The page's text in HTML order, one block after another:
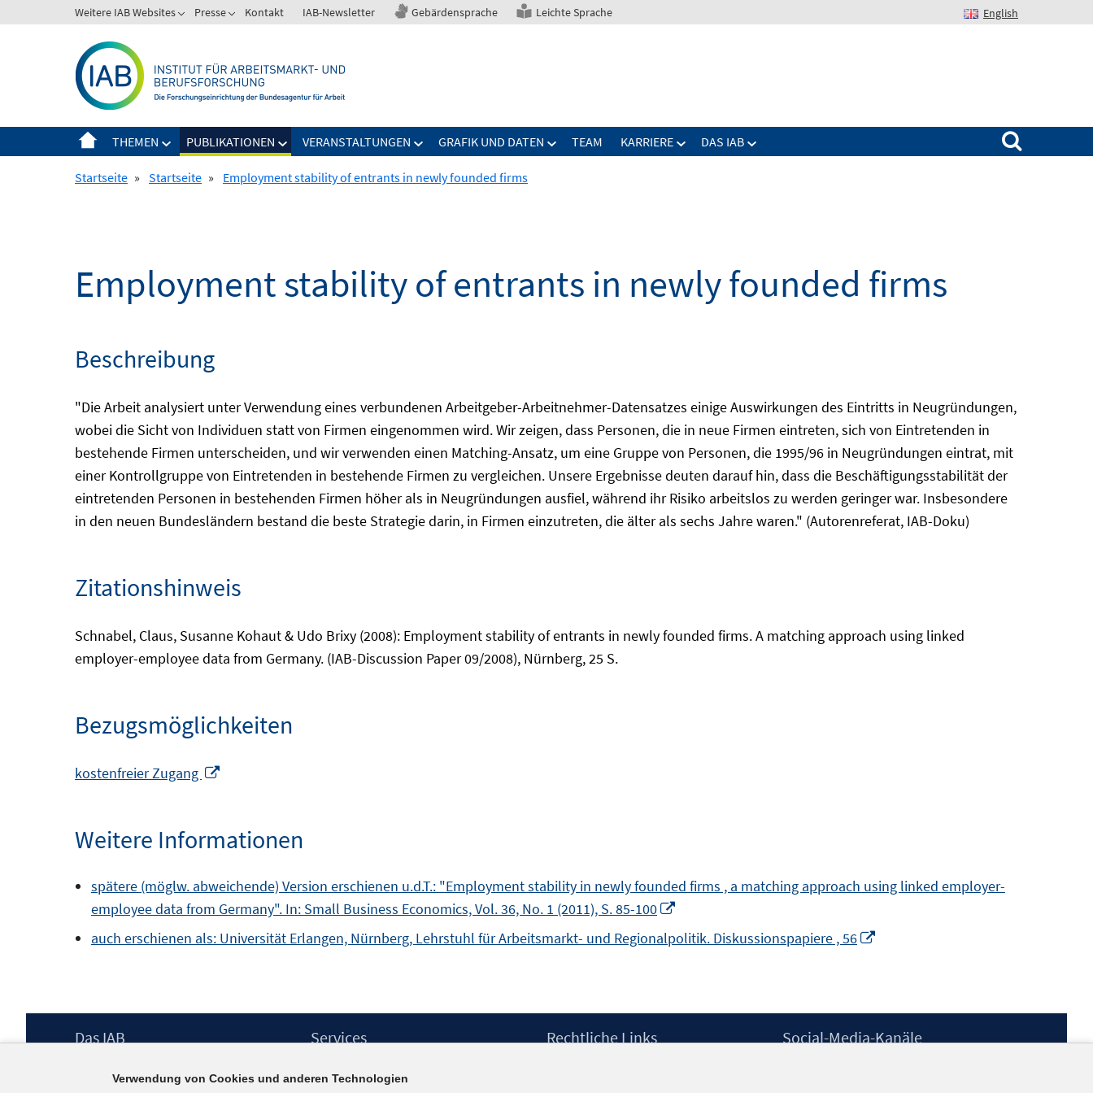
zum
Weitere IAB Websites Presse Kontakt IAB-Newsletter Gebärdensprache Leichte Sprache English
THEMEN PUBLIKATIONEN VERANSTALTUNGEN GRAFIK UND DATEN TEAM KARRIERE DAS IAB
Suchen nach:
Startseite » Startseite » Employment stability of entrants in newly founded firms
Employment stability of entrants in newly founded firms
Beschreibung
"Die Arbeit analysiert unter Verwendung eines verbundenen Arbeitgeber-Arbeitnehmer-Datensatzes einige Auswirkungen des Eintritts in Neugründungen,
wobei die Sicht von Individuen statt von Firmen eingenommen wird. Wir zeigen, dass Personen, die in neue Firmen eintreten, sich von Eintretenden in
bestehende Firmen unterscheiden, und wir verwenden einen Matching-Ansatz, um eine Gruppe von Personen, die 1995/96 in Neugründungen eintrat, mit
einer Kontrollgruppe von Eintretenden in bestehende Firmen zu vergleichen. Unsere Ergebnisse deuten darauf hin, dass die Beschäftigungsstabilität der
eintretenden Personen in bestehenden Firmen höher als in Neugründungen ausfiel, während ihr Risiko arbeitslos zu werden geringer war. Insbesondere
in den neuen Bundesländern bestand die beste Strategie darin, in Firmen einzutreten, die älter als sechs Jahre waren." (Autorenreferat, IAB-Doku)
Zitationshinweis
Schnabel, Claus, Susanne Kohaut & Udo Brixy (2008): Employment stability of entrants in newly founded firms. A matching approach using linked
employer-employee data from Germany. (IAB-Discussion Paper 09/2008), Nürnberg, 25 S.
Bezugsmöglichkeiten
kostenfreier Zugang
öffnen
Weitere Informationen
spätere (möglw. abweichende) Version erschienen u.d.T.: "Employment stability in newly founded firms , a matching approach using linked employer-
employee data from Germany". In: Small Business Economics, Vol. 36, No. 1 (2011), S. 85-100
neuem
auch erschienen als: Universität Erlangen, Nürnberg, Lehrstuhl für Arbeitsmarkt- und Regionalpolitik. Diskussionspapiere , 56
Footer
Das IAB
Berufsforschung (IAB) – unser Leitbild
Services
IAB-Newsletter
Rechtliche Links Social-Media-Kanäle
Verwendung von Cookies und anderen Technologien